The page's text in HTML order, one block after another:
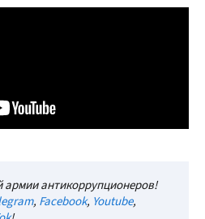
антикоррупционеров!
, Facebook, Youtube,